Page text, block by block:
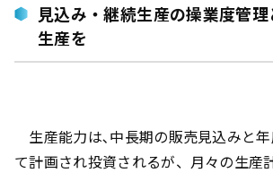
見込み・継続生産の操業度管理
生産を
生産能力は､中長期の販売見込みと
て計画され投資されるが、月々の生産